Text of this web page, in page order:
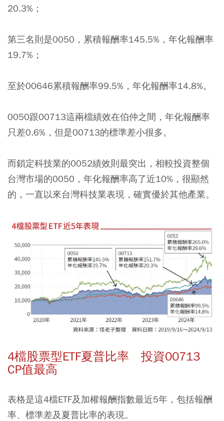
20.3%；
第三名則是0050，累積報酬率145.5%，年化報酬率
19.7%；
至於00646累積報酬率99.5%，年化報酬率14.8%。
0050跟00713這兩檔績效在伯仲之間，年化報酬率
只差0.6%，但是00713的標準差小很多。
而鎖定科技業的0052績效則最突出，相較投資整個
台灣市場的0050，年化報酬率高了近10%，很顯然
的，一直以來台灣科技業表現，確實優於其他產業。
4檔股票型ETF夏普比率 投資00713
CP值最高
表格是這4檔ETF及加權報酬指數最近5年，包括報酬
率、標準差及夏普比率的表現。